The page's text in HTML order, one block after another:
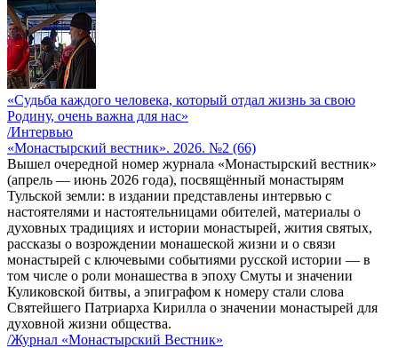
«Судьба каждого человека, который отдал жизнь за свою
Родину, очень важна для нас»
/Интервью
«Монастырский вестник». 2026. №2 (66)
Вышел очередной номер журнала «Монастырский вестник»
(апрель — июнь 2026 года), посвящённый монастырям
Тульской земли: в издании представлены интервью с
настоятелями и настоятельницами обителей, материалы о
духовных традициях и истории монастырей, жития святых,
рассказы о возрождении монашеской жизни и о связи
монастырей с ключевыми событиями русской истории — в
том числе о роли монашества в эпоху Смуты и значении
Куликовской битвы, а эпиграфом к номеру стали слова
Святейшего Патриарха Кирилла о значении монастырей для
духовной жизни общества.
/Журнал «Монастырский Вестник»